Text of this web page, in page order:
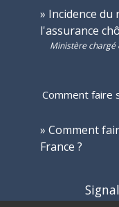
Incidence du
l'assurance
Ministère chargé
Comment faire
Comment
France ?